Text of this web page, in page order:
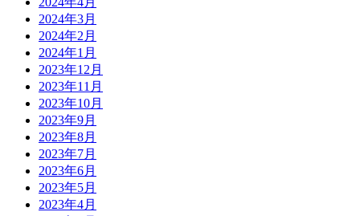
2024年3月
2024年2月
2024年1月
2023年12月
2023年11月
2023年10月
2023年9月
2023年8月
2023年7月
2023年6月
2023年5月
2023年4月